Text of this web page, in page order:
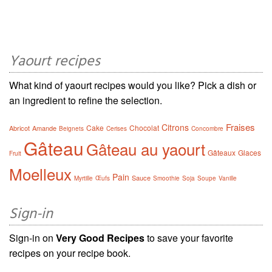
Yaourt recipes
What kind of yaourt recipes would you like? Pick a dish or
an ingredient to refine the selection.
Abricot Amande Beignets Cake Cerises Chocolat Citrons Concombre Fraises
Fruit GâteauGâteau au yaourt Gâteaux Glaces
Moelleux Myrtille Œufs Pain Sauce Smoothie Soja Soupe Vanille
Sign-in
Sign-in on Very Good Recipesto save your favorite
recipes on your recipe book.